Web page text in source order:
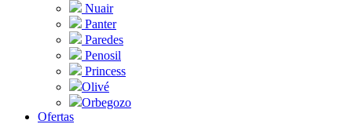
Nuair
Panter
Paredes
Penosil
Princess
Olivé
Orbegozo
Ofertas